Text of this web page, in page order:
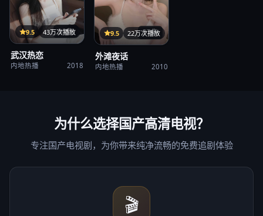
35集
9.5 43万次播放
武汉热恋
内地热播 2018
37集
9.5 22万次播放
外滩夜话
内地热播 2010
为什么选择国产高清电视？
专注国产电视剧，为你带来纯净流畅的免费追剧体验
🎬